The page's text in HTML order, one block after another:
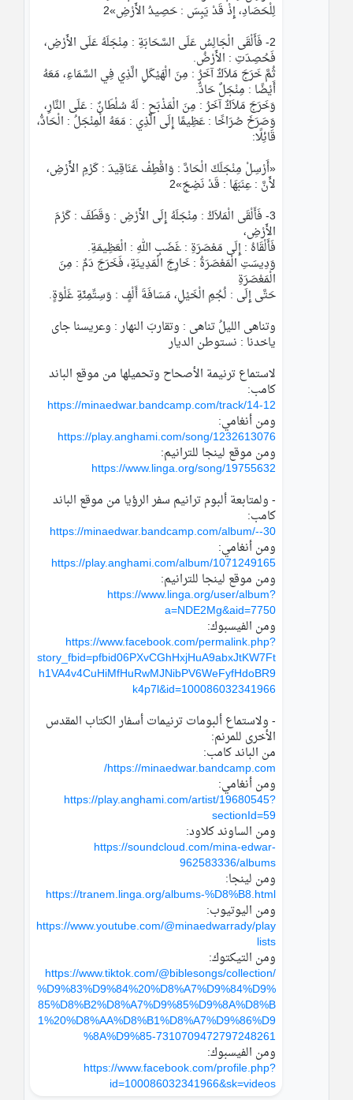
لِلْحَصَادِ، إِذْ قَدْ يَبِسَ : حَصِيدُ الأَرْضِ»2
فَحُصِدَتِ : الأَرْضُ.
أَيْضًا : مِنْجَلٌ حَادٌّ.
وَخَرَجَ مَلاَكٌ آخَرُ : مِنَ الْمَذْبَحِ : لَهُ سُلْطَانٌ : عَلَى النَّارِ،
قَائِلًا:
لأَنَّ : عِنَبَهَا : قَدْ نَضِجَ»2
الأَرْضِ،
فَأَلْقَاهُ : إِلَى مَعْصَرَةِ : غَضَبِ اللهِ : الْعَظِيمَةِ.
الْمَعْصَرَةِ
حَتَّى إِلَى : لُجُمِ الْخَيْلِ، مَسَافَةَ أَلْفٍ : وَسِتِّمِئَةِ غَلْوَةٍ.
ياخدنا : نستوطن الديار
كامب:
https://minaedwar.bandcamp.com/track/14-12
ومن أنغامي:
https://play.anghami.com/song/1232613076
ومن موقع لينجا للترانيم:
https://www.linga.org/song/19755632
كامب:
https://minaedwar.bandcamp.com/album/--30
ومن أنغامي:
https://play.anghami.com/album/1071249165
ومن موقع لينجا للترانيم:
https://www.linga.org/user/album?
a=NDE2Mg&aid=7750
ومن الفيسبوك:
https://www.facebook.com/permalink.php?
story_fbid=pfbid06PXvCGhHxjHuA9abxJtKW7Ft
h1VA4v4CuHiMfHuRwMJNibPV6WeFyfHdoBR9
k4p7l&id=100086032341966
الأخرى للمرنم:
من الباند كامب:
https://minaedwar.bandcamp.com/
ومن أنغامي:
https://play.anghami.com/artist/19680545?
sectionId=59
ومن الساوند كلاود:
https://soundcloud.com/mina-edwar-
962583336/albums
ومن لينجا:
https://tranem.linga.org/albums-%D8%B8.html
ومن اليوتيوب:
https://www.youtube.com/@minaedwarrady/play
lists
ومن التيكتوك:
https://www.tiktok.com/@biblesongs/collection/
%D9%83%D9%84%20%D8%A7%D9%84%D9%
85%D8%B2%D8%A7%D9%85%D9%8A%D8%B
1%20%D8%AA%D8%B1%D8%A7%D9%86%D9
%8A%D9%85-7310709472797248261
ومن الفيسبوك:
https://www.facebook.com/profile.php?
id=100086032341966&sk=videos